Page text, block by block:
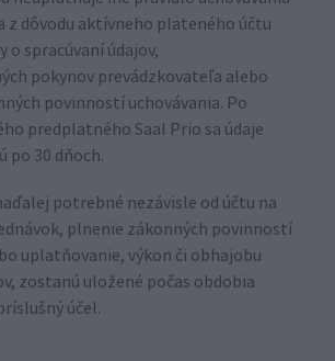
z dôvodu aktívneho plateného účtu
o spracúvaní údajov,
pokynov prevádzkovateľa alebo
povinností uchovávania. Po
predplatného Saal Prio sa údaje
po 30 dňoch.
potrebné nezávisle od účtu na
plnenie zákonných povinností
uplatňovanie, výkon či obhajobu
zostanú uložené počas obdobia
účel.